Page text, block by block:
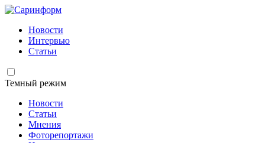
Новости
Интервью
Статьи
Темный режим
Новости
Статьи
Мнения
Фоторепортажи